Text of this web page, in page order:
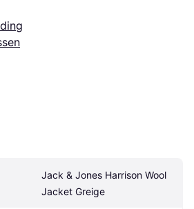
Jack & Jones Harrison Wool
Jacket Greige